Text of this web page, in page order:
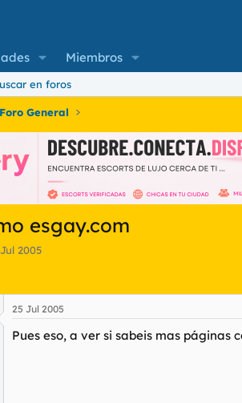
Miembros
en foros
Foro General
esgay.com
2005
25 Jul 2005
Pues eso, a ver si sabeis mas páginas